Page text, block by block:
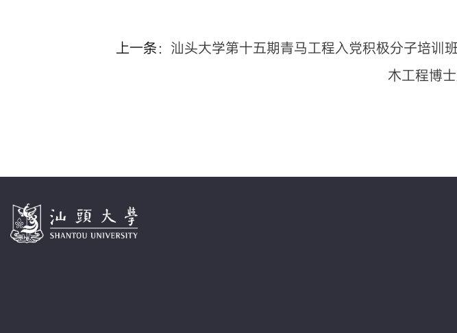
上一条： 汕头大学第十五期青马工程入党积极分子培训
木工程博